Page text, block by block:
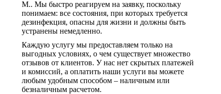
М.. Мы быстро реагируем на заявку, поскольку
понимаем: все состояния, при которых требуется
дезинфекция, опасны для жизни и должны быть
устранены немедленно.
Каждую услугу мы предоставляем только на
выгодных условиях, о чем существует множество
отзывов от клиентов. У нас нет скрытых платежей
и комиссий, а оплатить наши услуги вы можете
любым удобным способом – наличным или
безналичным расчетом.